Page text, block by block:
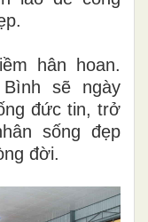
hân hoan.
sẽ ngày
đức tin, trở
sống đẹp
đời.